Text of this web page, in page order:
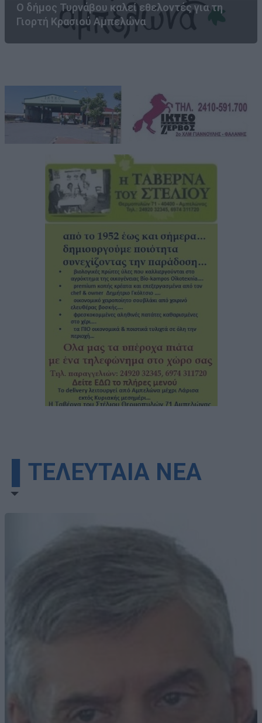
Ο δήμος Τυρνάβου καλεί εθελοντές για τη
Γιορτή Κρασιού Αμπελώνα
▌ΤΕΛΕΥΤΑΙΑ ΝΕΑ